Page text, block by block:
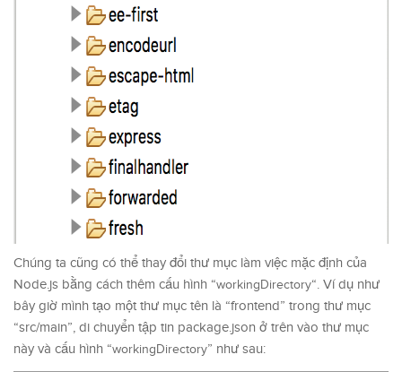
Chúng ta cũng có thể thay đổi thư mục làm việc mặc định của
Node.js bằng cách thêm cấu hình “workingDirectory“. Ví dụ như
bây giờ mình tạo một thư mục tên là “frontend” trong thư mục
“src/main”, di chuyển tập tin package.json ở trên vào thư mục
này và cấu hình “workingDirectory” như sau: